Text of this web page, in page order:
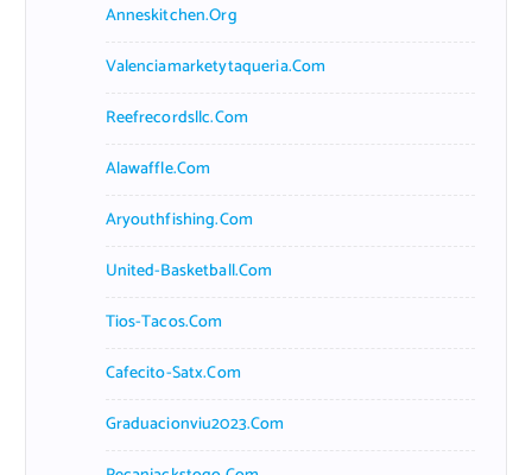
Anneskitchen.org
Valenciamarketytaqueria.com
Reefrecordsllc.com
Alawaffle.com
Aryouthfishing.com
United-Basketball.com
Tios-Tacos.com
Cafecito-Satx.com
Graduacionviu2023.com